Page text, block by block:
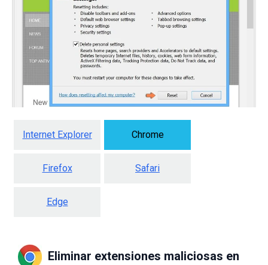
Internet Explorer Chrome
Firefox Safari
Edge
Eliminar extensiones maliciosas en